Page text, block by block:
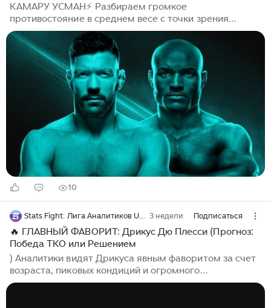
КАМАРУ УСМАН⚡️ Разбираем громкое
противостояние в среднем весе с точки зрения
максимизации монет в Stats Fight! Анализируем
консенсус-прогноз экспертов, чтобы понять, куда
выгоднее всего загружать свой выбор в этой паре...
10
3 недели Подписаться
🔥 ГЛАВНЫЙ ФАВОРИТ: Дрикус Дю Плесси (Прогноз:
Победа TKO или Решением
) Аналитики видят Дрикуса явным фаворитом за счет
возраста, пиковых кондиций и огромного
преимущества в габаритах над поднявшимся из 77 кг